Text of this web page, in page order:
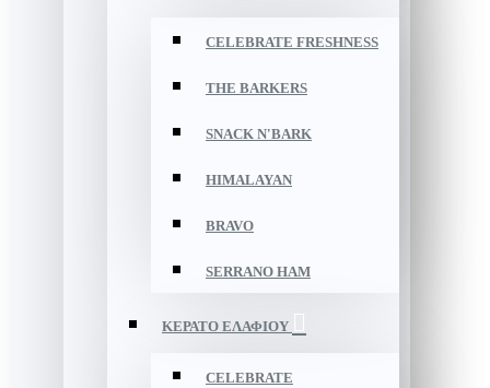
CELEBRATE FRESHNESS
THE BARKERS
SNACK N'BARK
HIMALAYAN
BRAVO
SERRANO HAM
ΚΕΡΑΤΟ ΕΛΑΦΙΟΥ
CELEBRATE